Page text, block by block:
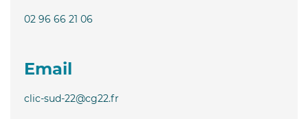
02 96 66 21 06
Email
clic-sud-22@cg22.fr